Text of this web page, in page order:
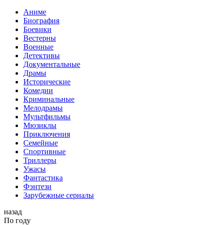
Аниме
Биография
Боевики
Вестерны
Военные
Детективы
Документальные
Драмы
Исторические
Комедии
Криминальные
Мелодрамы
Мультфильмы
Мюзиклы
Приключения
Семейные
Спортивные
Триллеры
Ужасы
Фантастика
Фэнтези
Зарубежные сериалы
назад
По году